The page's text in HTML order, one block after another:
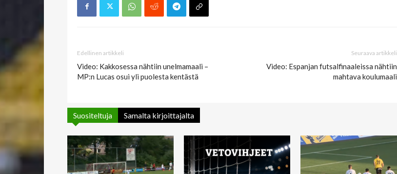
Edellinen artikkeli
Video: Kakkosessa nähtiin unelmamaali –
MP:n Lucas osui yli puolesta kentästä
Seuraava artikkeli
Video: Espanjan futsalfinaaleissa nähtiin
mahtava koulumaali
Suositeltuja Samalta kirjoittajalta